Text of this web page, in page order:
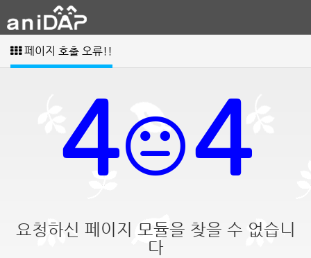
페이지 호출 오류!!
4 4
요청하신 페이지 모듈을 찾을 수 없습니
다